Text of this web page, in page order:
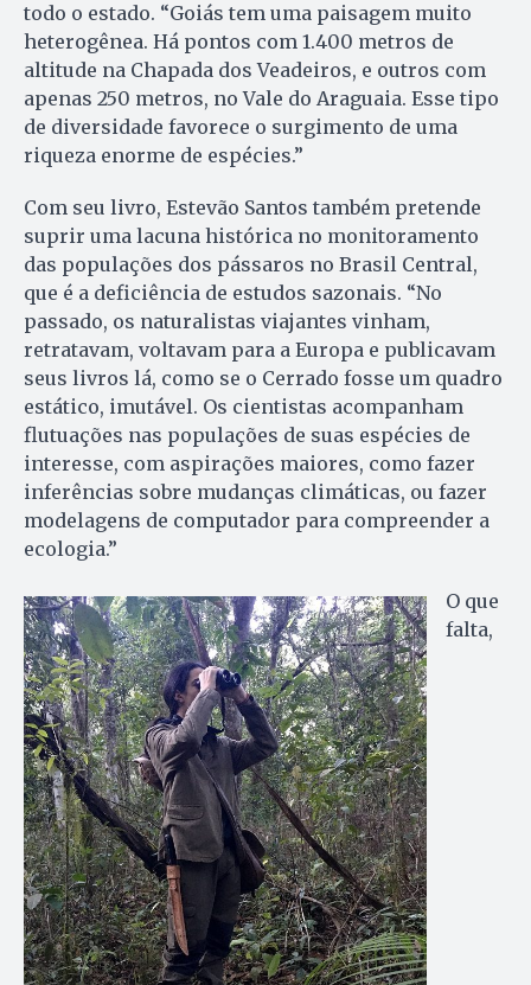
todo o estado. “Goiás tem uma paisagem muito
heterogênea. Há pontos com 1.400 metros de
altitude na Chapada dos Veadeiros, e outros com
apenas 250 metros, no Vale do Araguaia. Esse tipo
de diversidade favorece o surgimento de uma
riqueza enorme de espécies.”
Com seu livro, Estevão Santos também pretende
suprir uma lacuna histórica no monitoramento
das populações dos pássaros no Brasil Central,
que é a deficiência de estudos sazonais. “No
passado, os naturalistas viajantes vinham,
retratavam, voltavam para a Europa e publicavam
seus livros lá, como se o Cerrado fosse um quadro
estático, imutável. Os cientistas acompanham
flutuações nas populações de suas espécies de
interesse, com aspirações maiores, como fazer
inferências sobre mudanças climáticas, ou fazer
modelagens de computador para compreender a
ecologia.”
O que
falta,